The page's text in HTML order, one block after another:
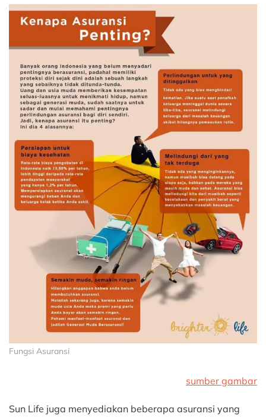
Fungsi Asuransi
sumber gambar
Sun Life juga menyediakan beberapa asuransi yang